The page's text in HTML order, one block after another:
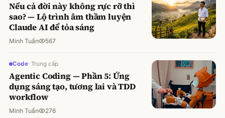
Nếu cả đời này không rực rỡ thì
sao? — Lộ trình âm thầm luyện
Claude AI để tỏa sáng
Minh Tuấn 567
Code· Trung cấp
Agentic Coding — Phần 5: Ứng
dụng sáng tạo, tương lai và TDD
workflow
Minh Tuấn 276